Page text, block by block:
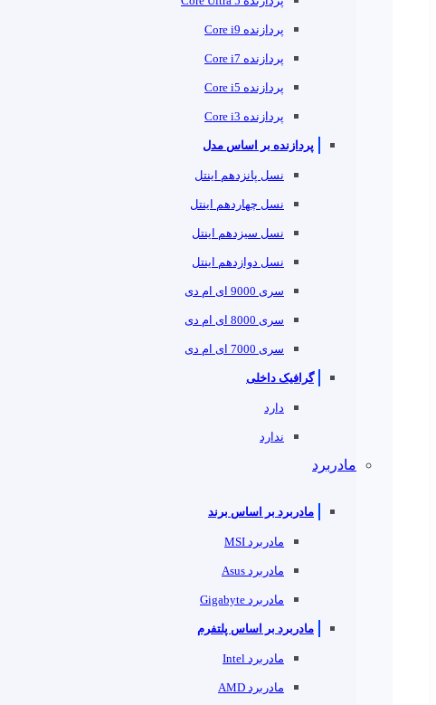
پردازنده Core i9
پردازنده Core i7
پردازنده Core i5
پردازنده Core i3
پردازنده بر اساس مدل
نسل پانزدهم اینتل
نسل چهاردهم اینتل
نسل سیزدهم اینتل
نسل دوازدهم اینتل
سری 9000 ای ام دی
سری 8000 ای ام دی
سری 7000 ای ام دی
گرافیک داخلی
دارد
ندارد
مادربرد
مادربرد بر اساس برند
مادربرد MSI
مادربرد Asus
مادربرد Gigabyte
مادربرد بر اساس پلتفرم
مادربرد Intel
مادربرد AMD